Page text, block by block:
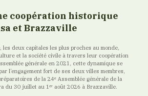
coopération historique
et Brazzaville
deux capitales les plus proches au monde,
et la société civile à travers leur coopération
générale en 2021, cette dynamique se
l’engagement fort de ses deux villes membres,
de la 24ᵉ Assemblée générale de la
du 30 juillet au 1ᵉʳ août 2026 à Brazzaville.